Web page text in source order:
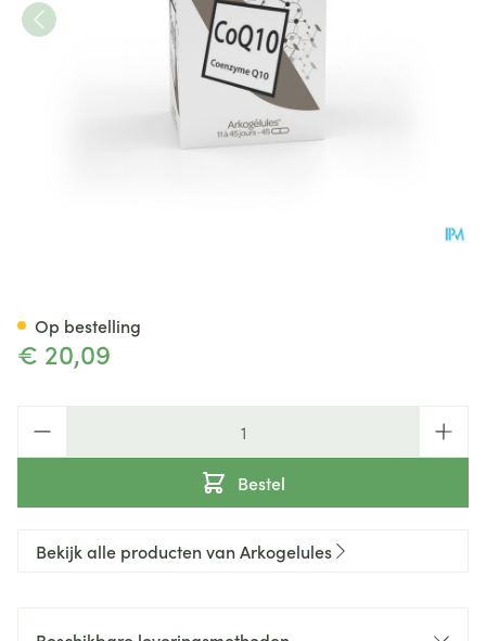
€ 20,09
Bestel
Op bestelling
Bekijk alle producten van Arkogelules